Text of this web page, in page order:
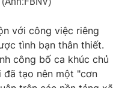
điện tử số 483/GP-BTTTT
Phạm Quốc Thắng,
355 932
với công việc riêng
tình bạn thân thiết.
công bố ca khúc chủ
đã tạo nên một "cơn